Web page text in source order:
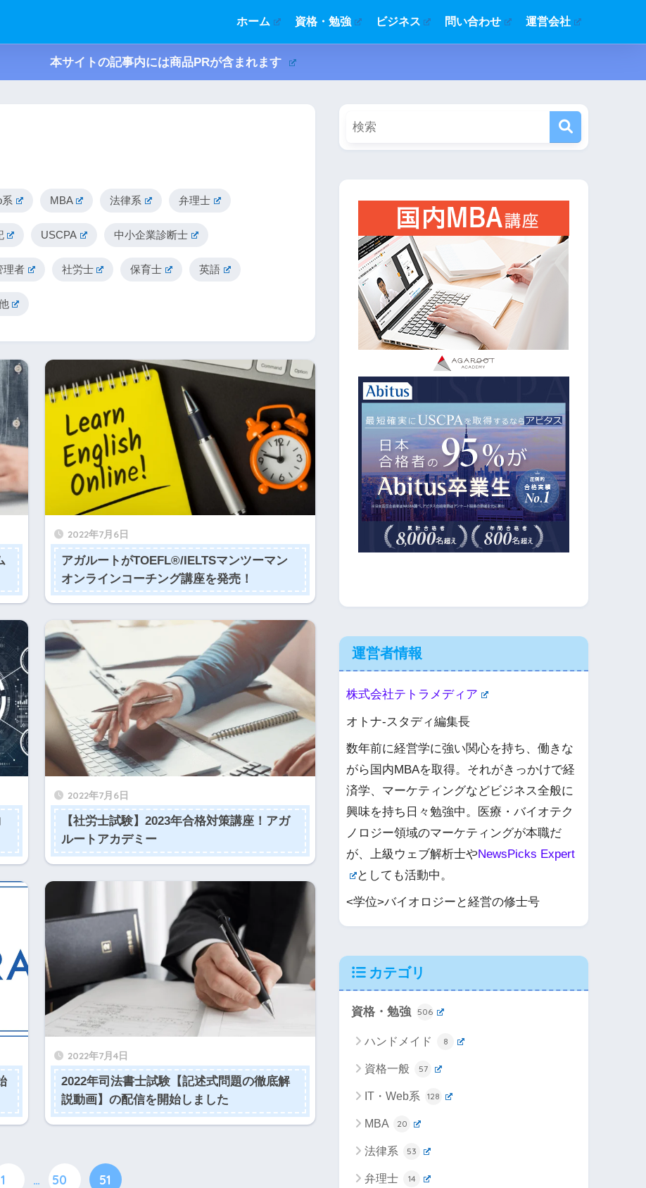
ホーム 資格・勉強 ビジネス 問い合わせ 運営会社
本サイトの記事内には商品PRが含まれます
MBA 法律系 弁理士
USCPA 中小企業診断士
理者 社労士 保育士 英語
2022年7月6日
アガルートがTOEFL®/IELTSマンツーマン
オンラインコーチング講座を発売！
2022年7月6日
【社労士試験】2023年合格対策講座！アガ
ルートアカデミー
2022年7月4日
2022年司法書士試験【記述式問題の徹底解
説動画】の配信を開始しました
1 … 50 51
運営者情報
株式会社テトラメディア
オトナ-スタディ編集長
数年前に経営学に強い関心を持ち、働きな
がら国内MBAを取得。それがきっかけで経
済学、マーケティングなどビジネス全般に
興味を持ち日々勉強中。医療・バイオテク
ノロジー領域のマーケティングが本職だ
が、上級ウェブ解析士やNewsPicks Expert
としても活動中。
<学位>バイオロジーと経営の修士号
カテゴリ
資格・勉強 506
ハンドメイド 8
資格一般 57
IT・Web系 128
MBA 20
法律系 53
弁理士 14